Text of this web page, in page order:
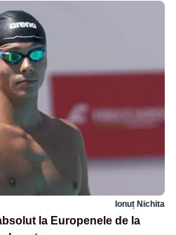
Ionuț Nichita
la Europenele de la